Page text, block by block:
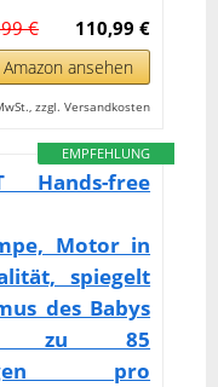
110,99 €
€
ansehen
zzgl. Versandkosten
EMPFEHLUNG
Hands-free
Motor in
spiegelt
des Babys
zu 85
pro